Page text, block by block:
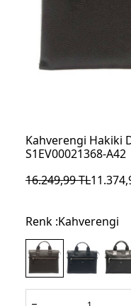
Kahverengi Hakiki
S1EV00021368-A42
16.249,99TL
Renk :Kahverengi